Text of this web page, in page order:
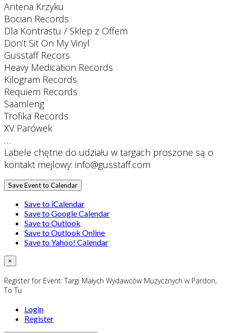
Antena Krzyku
Bocian Records
Dla Kontrastu / Sklep z Offem
Don’t Sit On My Vinyl
Gusstaff Recors
Heavy Medication Records
Kilogram Records
Requiem Records
Saamleng
Trofika Records
XV Parówek
…
Labele chętne do udziału w targach proszone są o
kontakt mejlowy: info@gusstaff.com
Save Event to Calendar
Save to iCalendar
Save to Google Calendar
Save to Outlook
Save to Outlook Online
Save to Yahoo! Calendar
×
Register for Event:Targi Małych Wydawców Muzycznych w Pardon,
To Tu
Login
Register